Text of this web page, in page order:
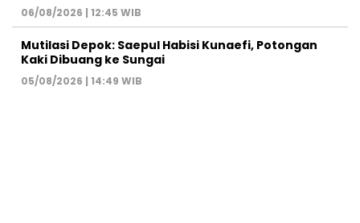
06/08/2026 | 12:45 WIB
Mutilasi Depok: Saepul Habisi Kunaefi, Potongan
Kaki Dibuang ke Sungai
05/08/2026 | 14:49 WIB